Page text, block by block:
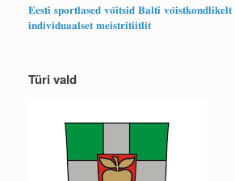
𝐄𝐞𝐬𝐭𝐢 𝐬𝐩𝐨𝐫𝐭𝐥𝐚𝐬𝐞𝐝 𝐯𝐨̃𝐢𝐭𝐬𝐢𝐝 𝐁𝐚𝐥𝐭𝐢 𝐯𝐨̃𝐢𝐬𝐭𝐤𝐨𝐧𝐝𝐥𝐢𝐤𝐞𝐥𝐭
𝐢𝐧𝐝𝐢𝐯𝐢𝐝𝐮𝐚𝐚𝐥𝐬𝐞𝐭 𝐦𝐞𝐢𝐬𝐭𝐫𝐢𝐭𝐢𝐢𝐭𝐥𝐢𝐭
Türi vald